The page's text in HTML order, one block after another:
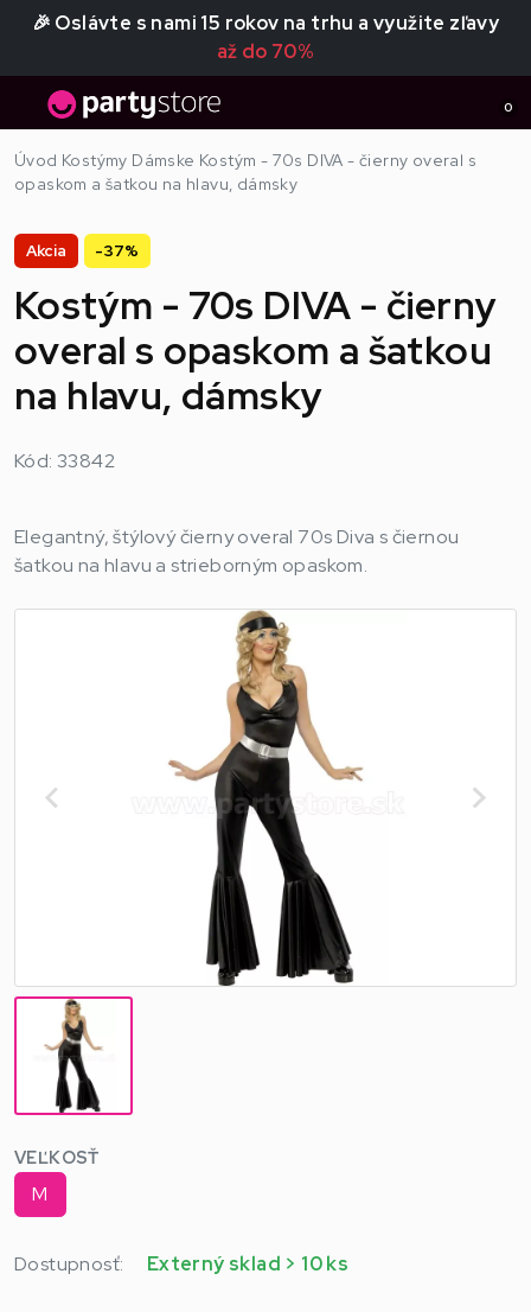
🎉 Oslávte s nami 15 rokov na trhu a využite zľavy
až do 70%
0
Úvod Kostýmy Dámske Kostým - 70s DIVA - čierny overal s
opaskom a šatkou na hlavu, dámsky
Akcia -37%
Kostým - 70s DIVA - čierny
overal s opaskom a šatkou
na hlavu, dámsky
Kód: 33842
Elegantný, štýlový čierny overal 70s Diva s čiernou
šatkou na hlavu a strieborným opaskom.
VEĽKOSŤ
M
Dostupnosť: Externý sklad > 10 ks